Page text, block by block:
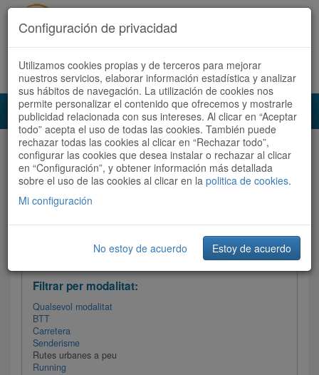
Accedeix Registra't ara Español Català
Audioruta Totes les rutes
Totes les rutes Ordenar per: Més recents / Dificultat
Filtrar les rutes
Filtrar per modalitat:
Qualsevol modalitat
BTT
Carretera
Senderisme
Rutes urbanes a peu
Running
Configuración de privacidad
Utilizamos cookies propias y de terceros para mejorar
nuestros servicios, elaborar información estadística y analizar
sus hábitos de navegación. La utilización de cookies nos
permite personalizar el contenido que ofrecemos y mostrarle
publicidad relacionada con sus intereses. Al clicar en “Aceptar
todo” acepta el uso de todas las cookies. También puede
rechazar todas las cookies al clicar en “Rechazar todo”,
configurar las cookies que desea instalar o rechazar al clicar
en “Configuración”, y obtener información más detallada
sobre el uso de las cookies al clicar en la politica de cookies.
Mi configuración
No estoy de acuerdo Estoy de acuerdo